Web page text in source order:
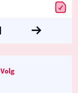
Volg